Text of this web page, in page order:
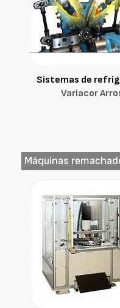
Sistemas de
Variacor
Máquinas